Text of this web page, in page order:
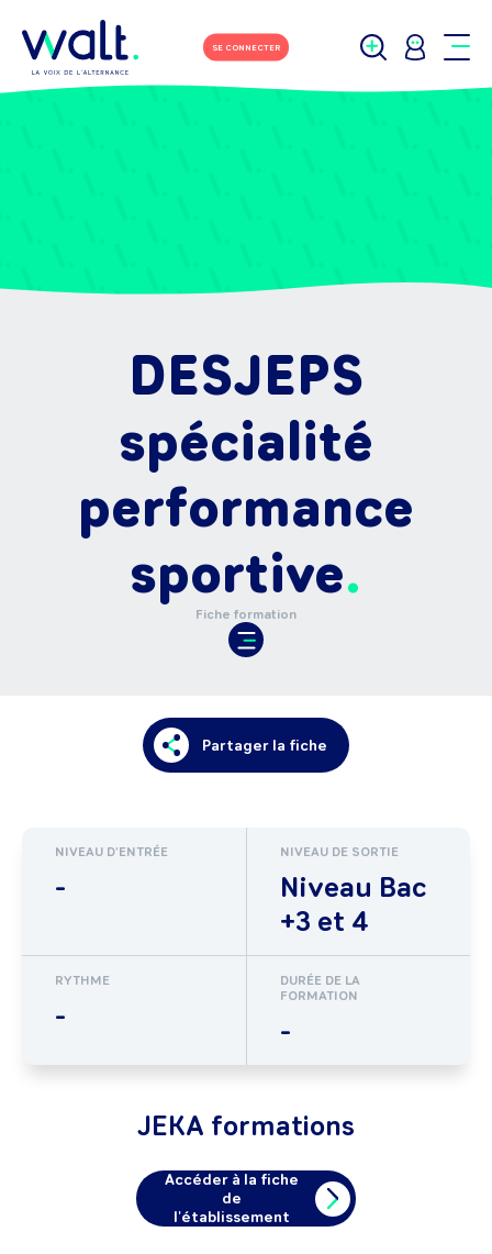
SE CONNECTER
DESJEPS
spécialité
performance
sportive
Fiche formation
Partager la fiche
NIVEAU D'ENTRÉE
-
NIVEAU DE SORTIE
Niveau Bac
+3 et 4
RYTHME
-
DURÉE DE LA
FORMATION
-
JEKA formations
Accéder à la fiche
de
l'établissement